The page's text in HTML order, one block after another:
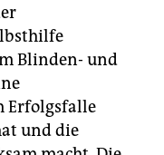
Blinden- und
Erfolgsfalle
und die